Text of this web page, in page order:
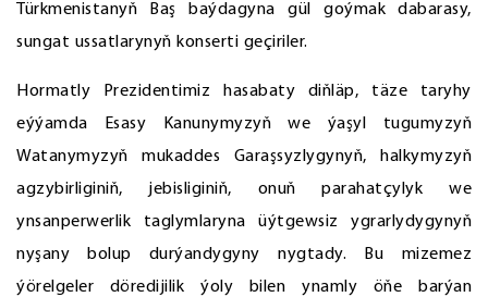
Türkmenistanyň Baş baýdagyna gül goýmak dabarasy,
sungat ussatlarynyň konserti geçiriler.
Hormatly Prezidentimiz hasabaty diňläp, täze taryhy
eýýamda Esasy Kanunymyzyň we ýaşyl tugumyzyň
Watanymyzyň mukaddes Garaşsyzlygynyň, halkymyzyň
agzybirliginiň, jebisliginiň, onuň parahatçylyk we
ynsanperwerlik taglymlaryna üýtgewsiz ygrarlydygynyň
nyşany bolup durýandygyny nygtady. Bu mizemez
ýörelgeler döredijilik ýoly bilen ynamly öňe barýan